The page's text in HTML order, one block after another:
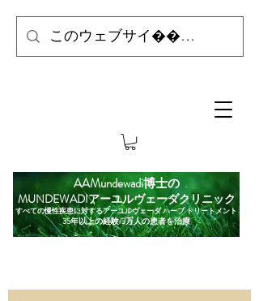
AAMundewadi博士の
MUNDEWADIアーユルヴェーダクリニック
すべての慢性疾患に対するアーユルヴェーダ ハーブ トリートメント
35年以上の経験/3万人の患者を治療